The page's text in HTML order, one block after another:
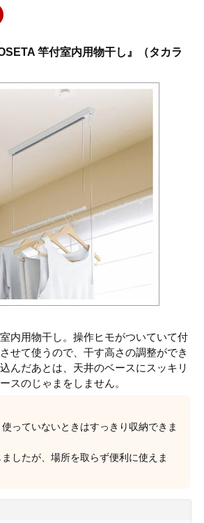
竿付室内用物干し』（タカラ
内用物干し。操作ヒモがついていて付
せて使うので、干す高さの調整ができ
んだあとは、天井のベースにスッキリ
スのじゃまをしません。
使っていないときはすっきり収納できま
ましたが、場所を取らず便利に使えま